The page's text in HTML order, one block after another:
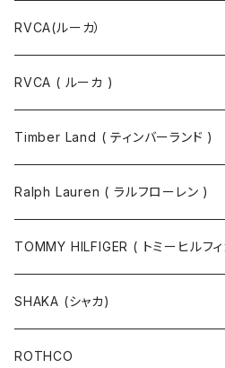
RVCA(ルーカ）
RVCA ( ルーカ )
Timber Land ( ティンバーランド )
ソックス
半袖Tシャツ
長袖Tシャツ
キャップ
Ralph Lauren ( ラルフローレン )
シャツ
帽子
ニットキャップ / ビーニー
マフラー / ストール
TOMMY HILFIGER ( トミーヒルフ
ジャケット
SHAKA (シャカ)
ROTHCO